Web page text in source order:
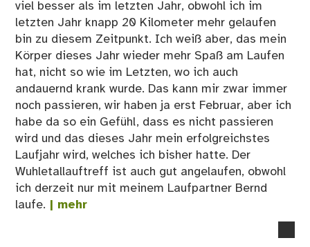
viel besser als im letzten Jahr, obwohl ich im
letzten Jahr knapp 20 Kilometer mehr gelaufen
bin zu diesem Zeitpunkt. Ich weiß aber, das mein
Körper dieses Jahr wieder mehr Spaß am Laufen
hat, nicht so wie im Letzten, wo ich auch
andauernd krank wurde. Das kann mir zwar immer
noch passieren, wir haben ja erst Februar, aber ich
habe da so ein Gefühl, dass es nicht passieren
wird und das dieses Jahr mein erfolgreichstes
Laufjahr wird, welches ich bisher hatte. Der
Wuhletallauftreff ist auch gut angelaufen, obwohl
ich derzeit nur mit meinem Laufpartner Bernd
laufe. | mehr